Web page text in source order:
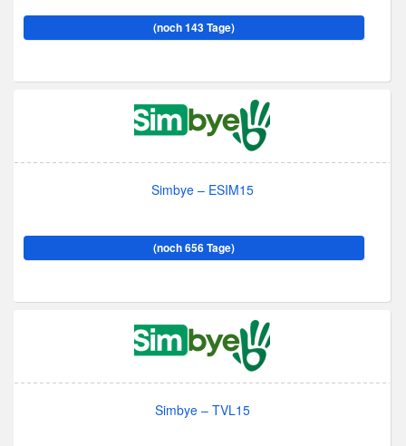
(noch 143 Tage)
Simbye – ESIM15
(noch 656 Tage)
Simbye – TVL15